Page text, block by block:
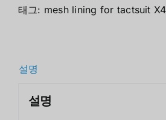
태그: mesh lining for tactsuit
설명
설명